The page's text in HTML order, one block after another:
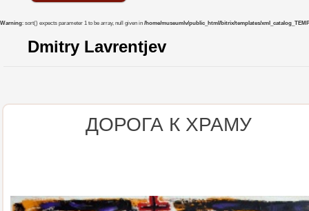
Warning: sort() expects parameter 1 to be array, null given in /home/museumlv/public_html/bitrix/templates/
Dmitry Lavrentjev
ДОРОГА К ХРАМУ